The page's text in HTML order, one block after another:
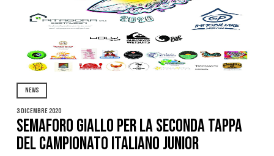
NEWS
3 Dicembre 2020
Semaforo Giallo per la seconda tappa
del Campionato Italiano Junior